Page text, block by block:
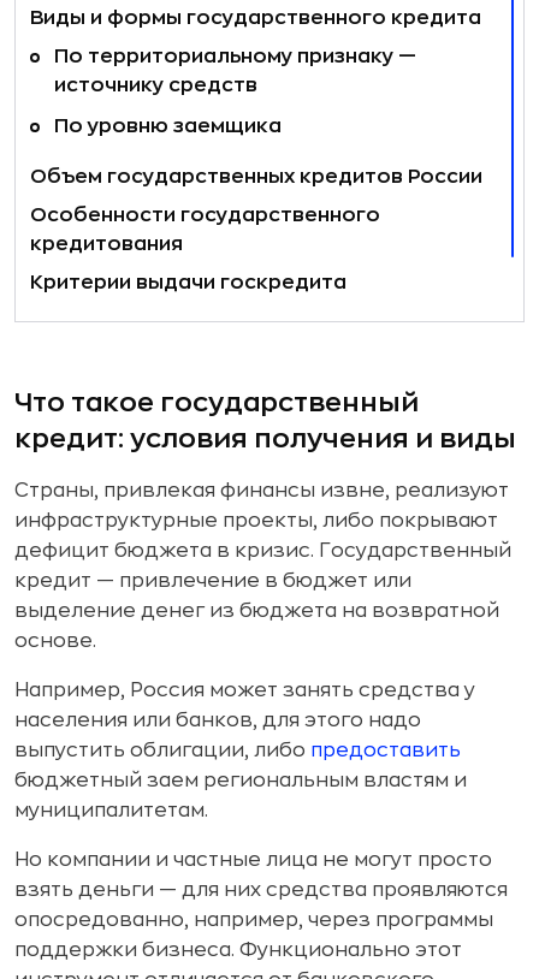
Виды и формы государственного кредита
По территориальному признаку —
источнику средств
По уровню заемщика
Объем государственных кредитов России
Особенности государственного
кредитования
Критерии выдачи госкредита
Преимущества и недостатки
Что такое государственный
кредит: условия получения и виды
Страны, привлекая финансы извне, реализуют
инфраструктурные проекты, либо покрывают
дефицит бюджета в кризис. Государственный
кредит — привлечение в бюджет или
выделение денег из бюджета на возвратной
основе.
Например, Россия может занять средства у
населения или банков, для этого надо
выпустить облигации, либо предоставить
бюджетный заем региональным властям и
муниципалитетам.
Но компании и частные лица не могут просто
взять деньги — для них средства проявляются
опосредованно, например, через программы
поддержки бизнеса. Функционально этот